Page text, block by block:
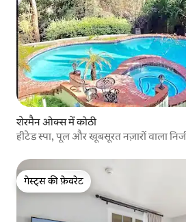
शेरमैन ओक्स में कोठी
हीटेड स्पा, पूल और खूबसूरत नज़ारों वाला
गेस्ट्स की फ़ेवरेट
गेस्ट्स की फ़ेवरेट